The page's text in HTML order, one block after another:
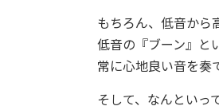
もちろん、低音から
低音の『ブーン』と
常に心地良い音を奏
そして、なんといっ